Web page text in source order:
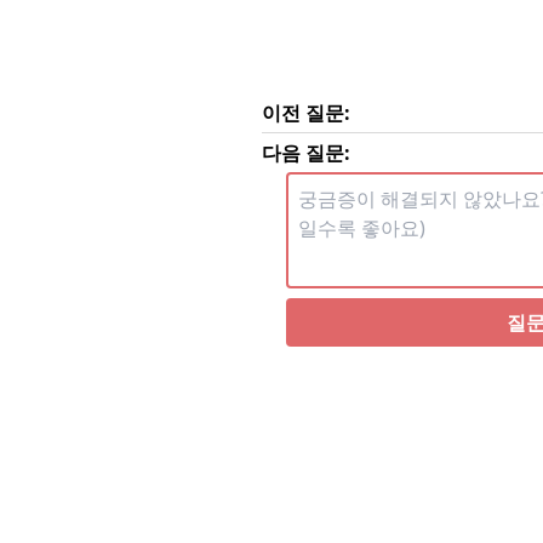
이전 질문:
다음 질문:
질